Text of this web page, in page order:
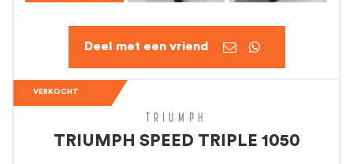
 
VERKOCHT
TRIUMPH
TRIUMPH SPEED TRIPLE 1050